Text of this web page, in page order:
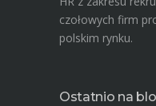
czołowych firm
polskim rynku.
Ostatnio na